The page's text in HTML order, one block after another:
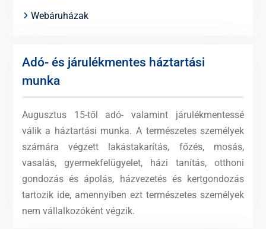
Webáruházak
Adó- és járulékmentes háztartási
munka
Augusztus 15-től adó- valamint járulékmentessé
válik a háztartási munka. A természetes személyek
számára végzett lakástakarítás, főzés, mosás,
vasalás, gyermekfelügyelet, házi tanítás, otthoni
gondozás és ápolás, házvezetés és kertgondozás
tartozik ide, amennyiben ezt természetes személyek
nem vállalkozóként végzik.